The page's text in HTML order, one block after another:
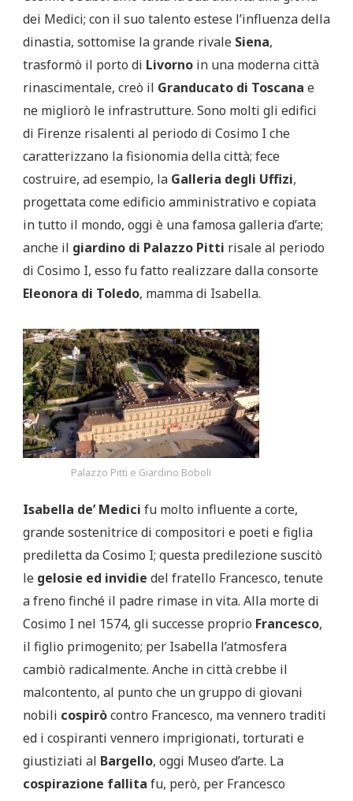
dei Medici; con il suo talento estese l’influenza della
dinastia, sottomise la grande rivale Siena,
trasformò il porto di Livorno in una moderna città
rinascimentale, creò il Granducato di Toscana e
ne migliorò le infrastrutture. Sono molti gli edifici
di Firenze risalenti al periodo di Cosimo I che
caratterizzano la fisionomia della città; fece
costruire, ad esempio, la Galleria degli Uffizi,
progettata come edificio amministrativo e copiata
in tutto il mondo, oggi è una famosa galleria d’arte;
anche il giardino di Palazzo Pitti risale al periodo
di Cosimo I, esso fu fatto realizzare dalla consorte
Eleonora di Toledo, mamma di Isabella.
Palazzo Pitti e Giardino Boboli
Isabella de’ Medici fu molto influente a corte,
grande sostenitrice di compositori e poeti e figlia
prediletta da Cosimo I; questa predilezione suscitò
le gelosie ed invidie del fratello Francesco, tenute
a freno finché il padre rimase in vita. Alla morte di
Cosimo I nel 1574, gli successe proprio Francesco,
il figlio primogenito; per Isabella l’atmosfera
cambiò radicalmente. Anche in città crebbe il
malcontento, al punto che un gruppo di giovani
nobili cospiròcontro Francesco, ma vennero traditi
ed i cospiranti vennero imprigionati, torturati e
giustiziati al Bargello, oggi Museo d’arte. La
cospirazione fallita fu, però, per Francesco